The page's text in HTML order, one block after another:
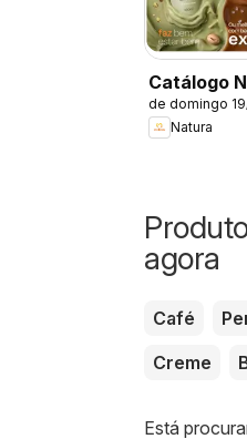
Catálogo
- Ciclo 12/
de domingo
Natura
agora
Café
Creme
Está